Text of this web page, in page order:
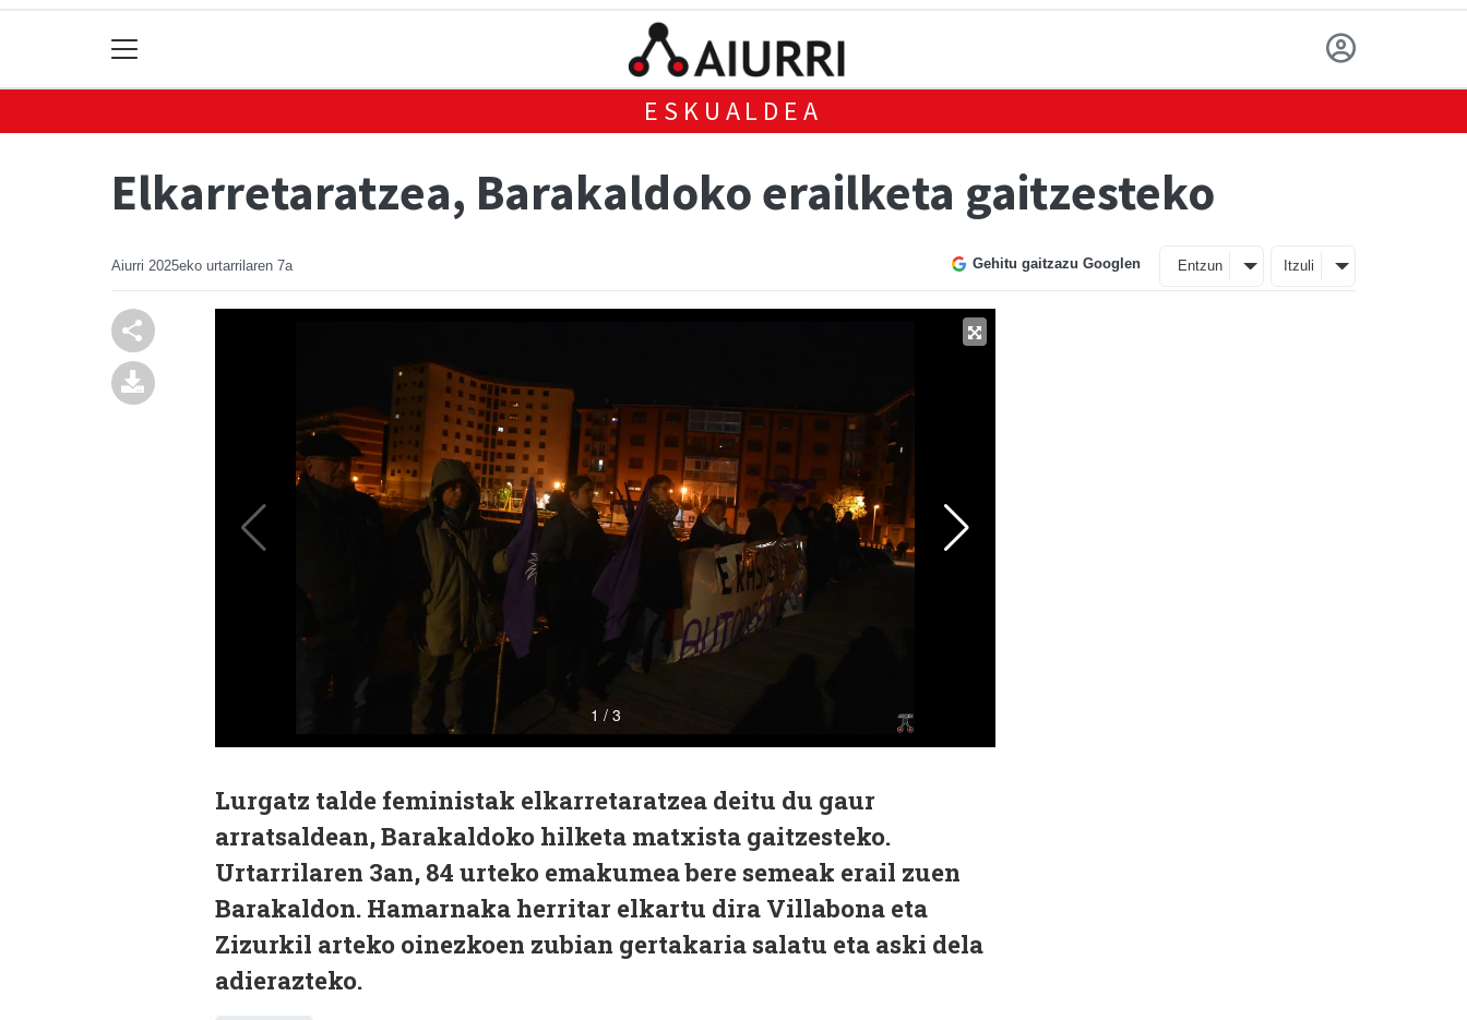
ESKUALDEA
Elkarretaratzea, Barakaldoko erailketa gaitzesteko
Aiurri 2025eko urtarrilaren 7a Gehitu gaitzazu Googlen Entzun Itzuli
Lurgatz talde feministak elkarretaratzea deitu du gaur
arratsaldean, Barakaldoko hilketa matxista gaitzesteko.
Urtarrilaren 3an, 84 urteko emakumea bere semeak erail zuen
Barakaldon. Hamarnaka herritar elkartu dira Villabona eta
Zizurkil arteko oinezkoen zubian gertakaria salatu eta aski dela
adierazteko.